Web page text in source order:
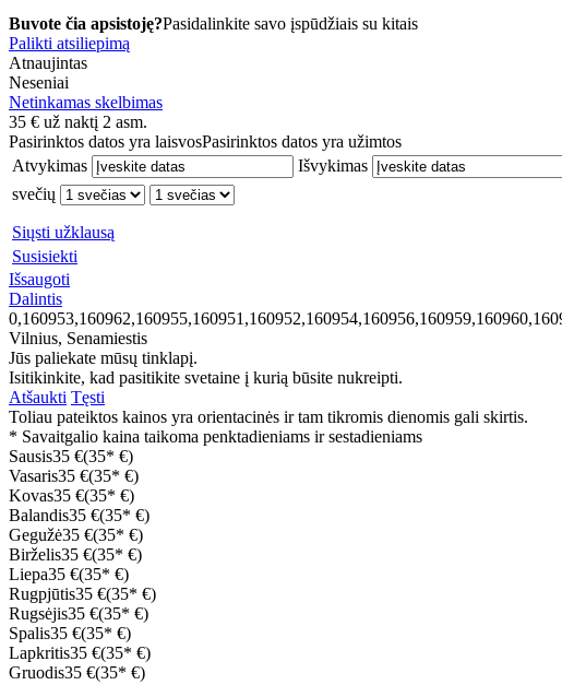
Buvote čia apsistoję?Pasidalinkite savo įspūdžiais su kitais
Palikti atsiliepimą
Atnaujintas
Neseniai
Netinkamas skelbimas
35 € už naktį 2 asm.
Pasirinktos datos yra laisvosPasirinktos datos yra užimtos
Atvykimas
Išvykimas
svečių
Siųsti užklausą
Susisiekti
Išsaugoti
Dalintis
Vilnius, Senamiestis
Jūs paliekate mūsų tinklapį.
Isitikinkite, kad pasitikite svetaine į kurią būsite nukreipti.
Atšaukti Tęsti
Toliau pateiktos kainos yra orientacinės ir tam tikromis dienomis gali skirtis.
* Savaitgalio kaina taikoma penktadieniams ir sestadieniams
Sausis35 €(35* €)
Vasaris35 €(35* €)
Kovas35 €(35* €)
Balandis35 €(35* €)
Gegužė35 €(35* €)
Birželis35 €(35* €)
Liepa35 €(35* €)
Rugpjūtis35 €(35* €)
Rugsėjis35 €(35* €)
Spalis35 €(35* €)
Lapkritis35 €(35* €)
Gruodis35 €(35* €)